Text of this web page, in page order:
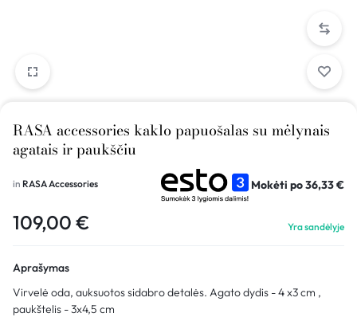
RASA accessories kaklo papuošalas su mėlynais
agatais ir paukščiu
in RASA Accessories Mokėti po36,33€
109,00 € Yra sandėlyje
Aprašymas
Virvelė oda, auksuotos sidabro detalės. Agato dydis - 4 x3 cm ,
paukštelis - 3x4,5 cm